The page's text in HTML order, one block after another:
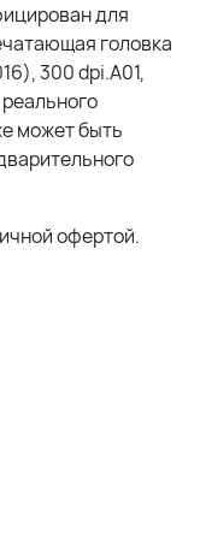
для
головка
300 dpi.A01,
может быть
офертой.